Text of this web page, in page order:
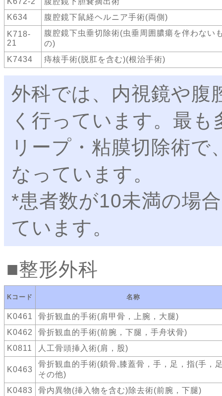
K634
腹腔鏡下鼠経ヘルニア手術(両側)
K718-
21
腹腔鏡下虫垂切除術(虫垂周囲膿瘍を伴わない
の)
K7434
痔核手術(脱肛を含む)(根治手術)
外科では、内視鏡や腹
く行っています。最
リープ・粘膜切除術で
なっています。
*患者数が10未満の場
ています。
整形外科
Kコード 名称
K0461
骨折観血的手術(肩甲骨，上腕，大腿)
K0462
骨折観血的手術(前腕，下腿，手舟状骨)
K0811
人工骨頭挿入術(肩，股)
K0463
骨折観血的手術(鎖骨,膝蓋骨，手，足，指(手，
その他)
K0483
骨内異物(挿入物を含む)除去術(前腕，下腿)